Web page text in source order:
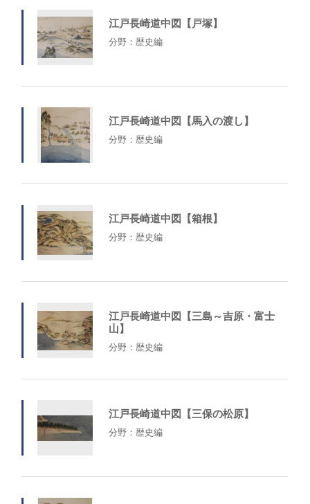
江戸長崎道中図【戸塚】
分野：歴史編
江戸長崎道中図【馬入の渡し】
分野：歴史編
江戸長崎道中図【箱根】
分野：歴史編
江戸長崎道中図【三島～吉原・富士
山】
分野：歴史編
江戸長崎道中図【三保の松原】
分野：歴史編